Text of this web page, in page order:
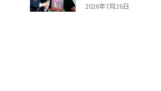
2026年7月26日